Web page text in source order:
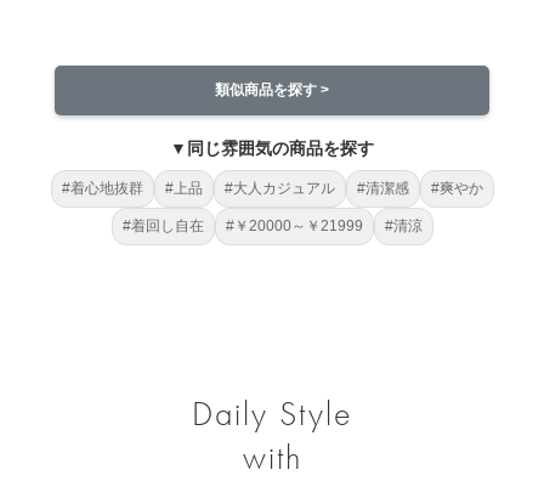
類似商品を探す >
▼同じ雰囲気の商品を探す
#着心地抜群 #上品 #大人カジュアル #清潔感 #爽やか
#着回し自在 #￥20000～￥21999 #清涼
Daily Style
with